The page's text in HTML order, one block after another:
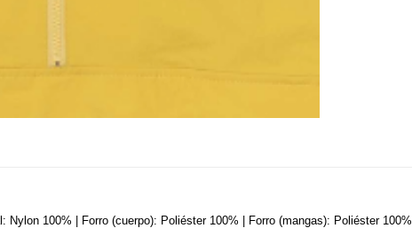
Nylon 100% | Forro (cuerpo): Poliéster 100% | Forro (mangas): Poliéster 100%